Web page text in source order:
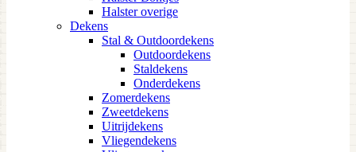
Halster overige
Dekens
Stal & Outdoordekens
Outdoordekens
Staldekens
Onderdekens
Zomerdekens
Zweetdekens
Uitrijdekens
Vliegendekens